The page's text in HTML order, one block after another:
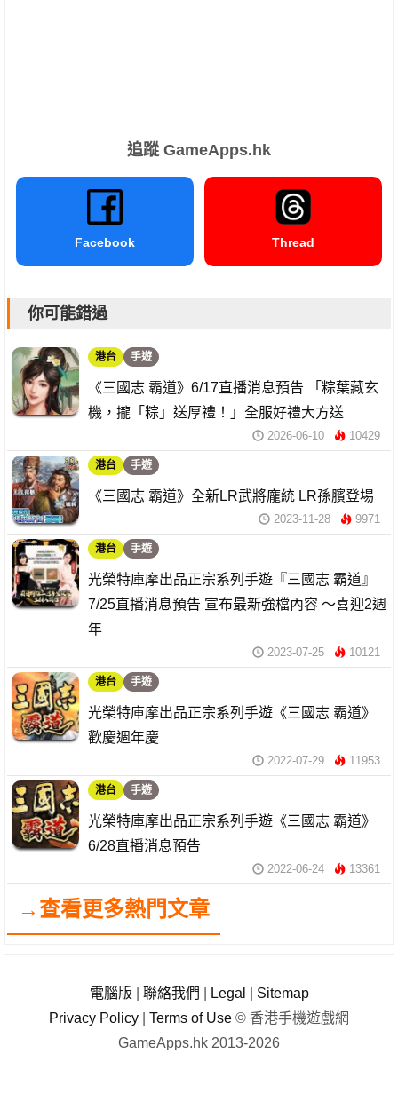
追蹤 GameApps.hk
Facebook Thread
你可能錯過
港台 手遊
《三國志 霸道》6/17直播消息預告 「粽葉藏玄
機，攏「粽」送厚禮！」全服好禮大方送
2026-06-10 10429
港台 手遊
《三國志 霸道》全新LR武將龐統 LR孫臏登場
2023-11-28 9971
港台 手遊
光榮特庫摩出品正宗系列手遊『三國志 霸道』
7/25直播消息預告 宣布最新強檔內容 ～喜迎2週
年
2023-07-25 10121
港台 手遊
光榮特庫摩出品正宗系列手遊《三國志 霸道》
歡慶週年慶
2022-07-29 11953
港台 手遊
光榮特庫摩出品正宗系列手遊《三國志 霸道》
6/28直播消息預告
2022-06-24 13361
→查看更多熱門文章
電腦版 聯絡我們 Legal
Sitemap
Privacy Policy
Terms of Use © 香港手機遊戲網
GameApps.hk 2013-2026